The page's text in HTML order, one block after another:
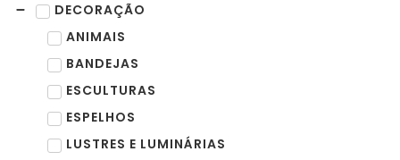
DECORAÇÃO
ANIMAIS
BANDEJAS
ESCULTURAS
ESPELHOS
LUSTRES E LUMINÁRIAS